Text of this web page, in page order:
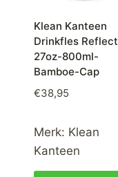
Klean Kanteen
Drinkfles Reflect
27oz-800ml-
Bamboe-Cap
€38,95
Merk: Klean
Kanteen